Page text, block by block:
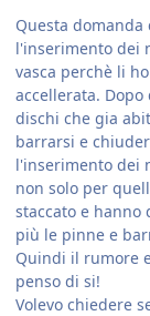
Questa
l'inserimento dei
vasca perchè li
accellerata.
dischi che gia
barrarsi e
l'inserimento dei
non solo per
staccato e
più le pinne e
Quindi il rumore
penso di si!
Volevo chiedere